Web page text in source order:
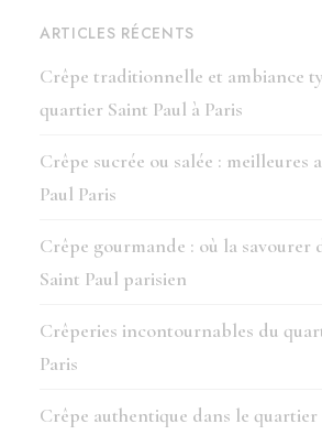
ARTICLES RÉCENTS
Crêpe traditionnelle et ambiance
quartier Saint Paul à Paris
Crêpe sucrée ou salée : meilleures
Paul Paris
Crêpe gourmande : où la savourer
Saint Paul parisien
Crêperies incontournables du
Paris
Crêpe authentique dans le quartier